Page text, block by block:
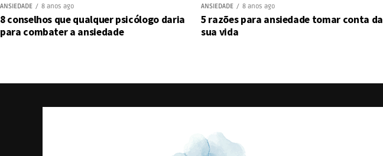
ANSIEDADE 8 anos ago
8 conselhos que qualquer psicólogo daria
para combater a ansiedade
ANSIEDADE 8 anos ago
5 razões para ansiedade tomar conta da
sua vida